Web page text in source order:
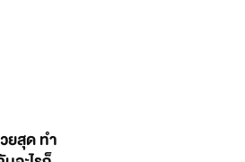
ยสุด ทำ